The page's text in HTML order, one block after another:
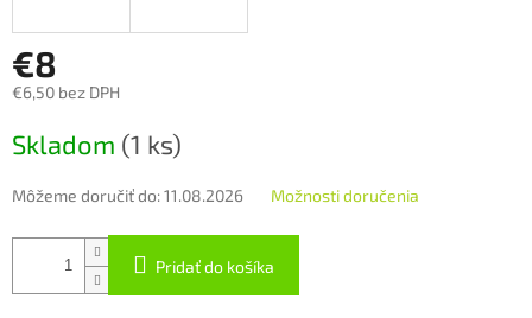
€8
€6,50 bez DPH
cena:
Skladom (1 ks)
Môžeme doručiť do:11.08.2026 Možnosti doručenia
Pridať do košíka